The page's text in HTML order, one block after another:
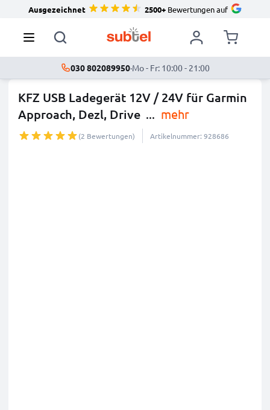
Ausgezeichnet 2500+Bewertungen auf
030 802089950·Mo - Fr: 10:00 - 21:00
KFZ USB Ladegerät 12V / 24V für Garmin
Approach, Dezl, Drive ... mehr
(2 Bewertungen) Artikelnummer: 928686